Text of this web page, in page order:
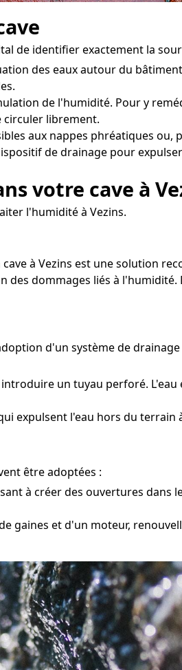
de identifier exactement la
des eaux autour du
de l'humidité. Pour y
circuler librement.
aux nappes phréatiques
de drainage pour
votre cave à
l'humidité à Vezins.
à Vezins est une solution
dommages liés à
d'un système de
un tuyau perforé. L'eau
expulsent l'eau hors du terrain
être adoptées :
à créer des ouvertures dans
gaines et d'un moteur,